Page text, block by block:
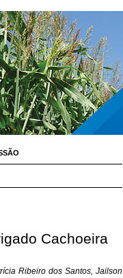
Cachoeira
Ribeiro dos Santos, Jailson